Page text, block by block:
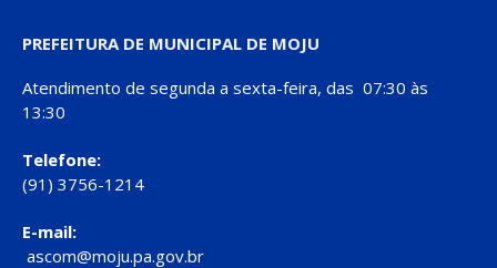
PREFEITURA DE MUNICIPAL DE MOJU
Atendimento de segunda a sexta-feira, das 07:30 às
13:30
Telefone:
(91) 3756-1214
E-mail:
ascom@moju.pa.gov.br